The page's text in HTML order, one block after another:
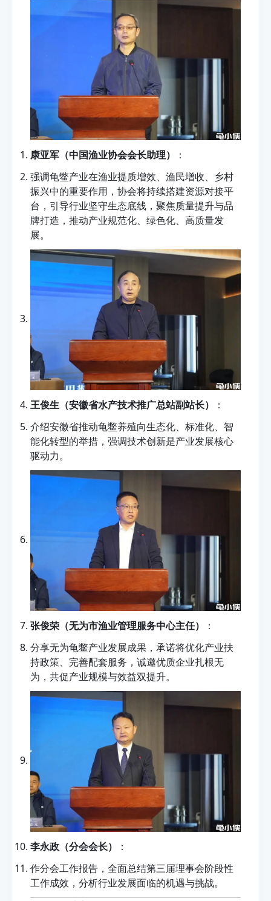
康亚军（中国渔业协会会长助理）
：
强调龟鳖产业在渔业提质增效、渔民增收、乡村
振兴中的重要作用，协会将持续搭建资源对接平
台，引导行业坚守生态底线，聚焦质量提升与品
牌打造，推动产业规范化、绿色化、高质量发
展。
王俊生（安徽省水产技术推广总站副站长）
：
介绍安徽省推动龟鳖养殖向生态化、标准化、智
能化转型的举措，强调技术创新是产业发展核心
驱动力。
张俊荣（无为市渔业管理服务中心主任）
：
分享无为龟鳖产业发展成果，承诺将优化产业扶
持政策、完善配套服务，诚邀优质企业扎根无
为，共促产业规模与效益双提升。
李永政（分会会长）
：
作分会工作报告，全面总结第三届理事会阶段性
工作成效，分析行业发展面临的机遇与挑战。